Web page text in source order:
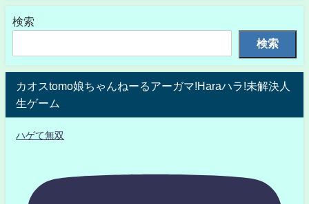
検索
検索
カオスtomo娘ちゃんねーるアーガマ!Haraハラ!未解決人
生ゲーム
ハゲて無双